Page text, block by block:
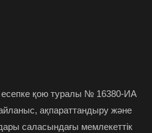
есепке қою туралы № 16380-ИА
ақпараттандыру және
саласындағы мемлекеттік